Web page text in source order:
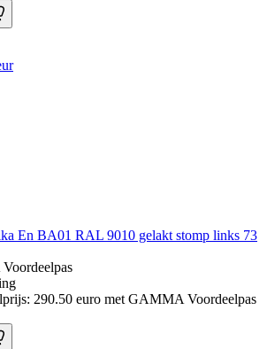
En BA01 RAL 9010 gelakt stomp links 73
290.50 euro met GAMMA Voordeelpas